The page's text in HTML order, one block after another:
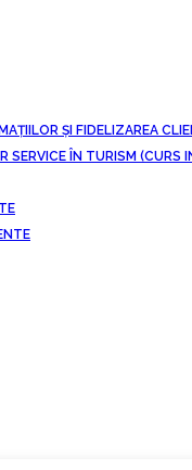
ȘI FIDELIZAREA
SERVICE ÎN TURISM (CURS